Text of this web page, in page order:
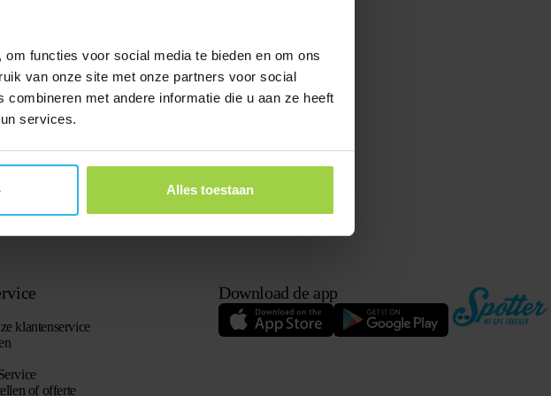
functies voor social media te bieden en om ons
van onze site met onze partners voor social
met andere informatie die u aan ze heeft
services.
Alles toestaan
1 2
klantenservice
of offerte
Download de app